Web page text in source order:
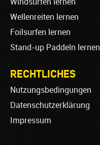
Wellenreiten lernen
Foilsurfen lernen
Stand-up Paddeln lernen
RECHTLICHES
Nutzungsbedingungen
Datenschutzerklärung
Impressum